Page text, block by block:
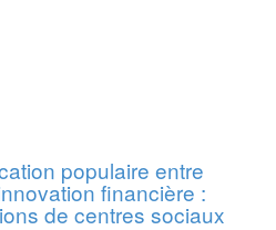
populaire entre
financière :
de centres sociaux